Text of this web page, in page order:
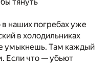
наших погребах уже
в холодильниках
умыкнешь. Там каждый
Если что — убьют